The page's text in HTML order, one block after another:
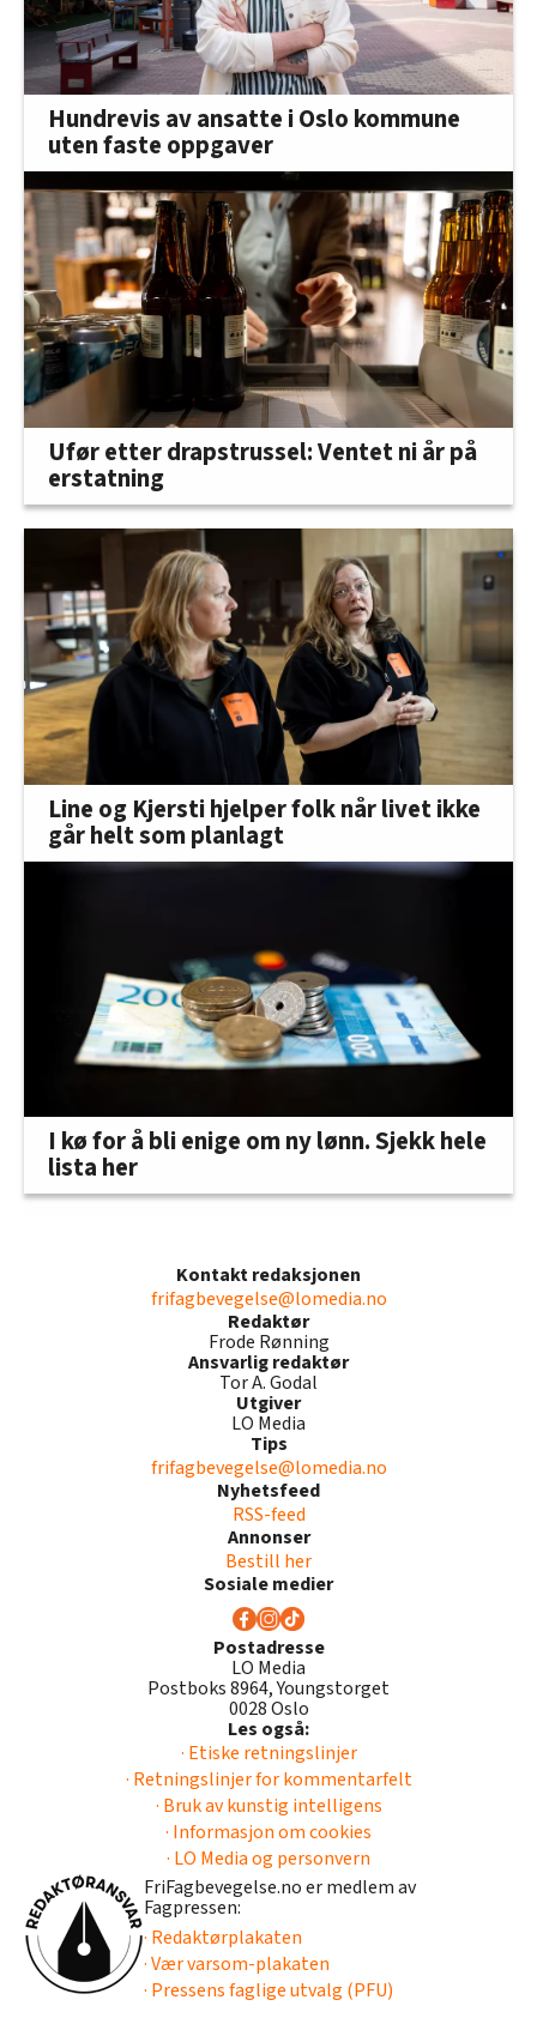
Hundrevis av ansatte i Oslo kommune
uten faste oppgaver
Ufør etter drapstrussel: Ventet ni år på
erstatning
Line og Kjersti hjelper folk når livet ikke
går helt som planlagt
I kø for å bli enige om ny lønn. Sjekk hele
lista her
Kontakt redaksjonen
frifagbevegelse@lomedia.no
Redaktør
Frode Rønning
Ansvarlig redaktør
Tor A. Godal
Utgiver
LO Media
Tips
frifagbevegelse@lomedia.no
Nyhetsfeed
RSS-feed
Annonser
Bestill her
Sosiale medier
Postadresse
LO Media
Postboks 8964, Youngstorget
0028 Oslo
Les også:
· Etiske retningslinjer
· Retningslinjer for kommentarfelt
· Bruk av kunstig intelligens
· Informasjon om cookies
· LO Media og personvern
FriFagbevegelse.no er medlem av
Fagpressen:
· Redaktørplakaten
· Vær varsom-plakaten
· Pressens faglige utvalg (PFU)